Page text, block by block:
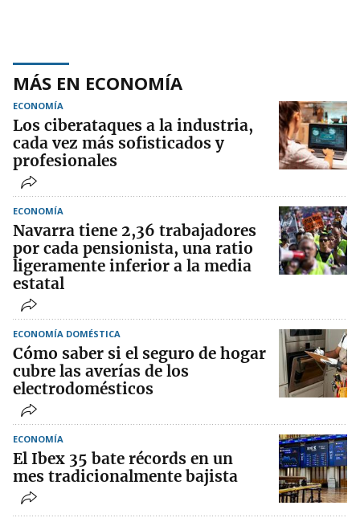
MÁS EN ECONOMÍA
ECONOMÍA
Los ciberataques a la industria,
cada vez más sofisticados y
profesionales
ECONOMÍA
Navarra tiene 2,36 trabajadores
por cada pensionista, una ratio
ligeramente inferior a la media
estatal
ECONOMÍA DOMÉSTICA
Cómo saber si el seguro de hogar
cubre las averías de los
electrodomésticos
ECONOMÍA
El Ibex 35 bate récords en un
mes tradicionalmente bajista